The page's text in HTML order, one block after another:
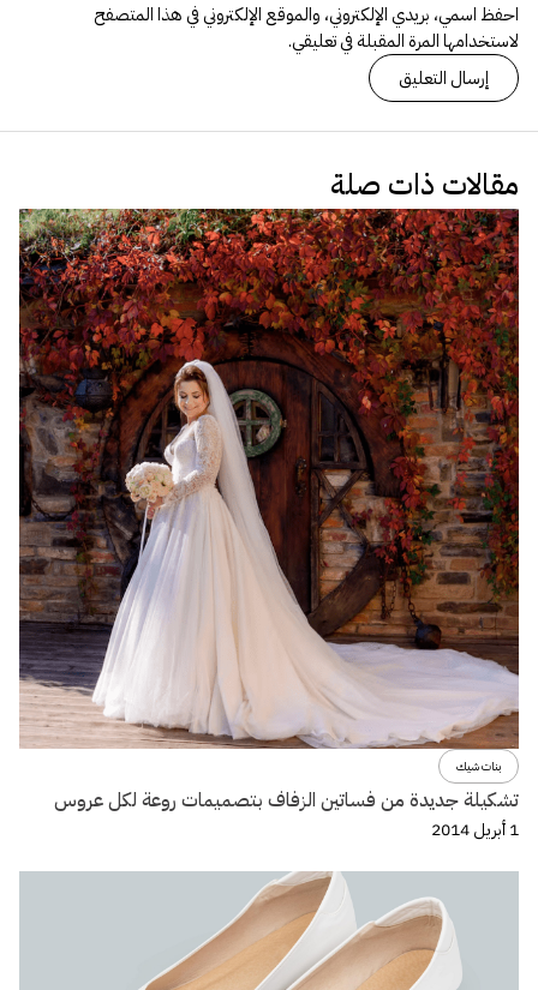
احفظ اسمي، بريدي الإلكتروني، والموقع الإلكتروني في هذا المتصفح
لاستخدامها المرة المقبلة في تعليقي.
مقالات ذات صلة
بنات شيك
تشكيلة جديدة من فساتين الزفاف بتصميمات روعة لكل عروس
1 أبريل 2014